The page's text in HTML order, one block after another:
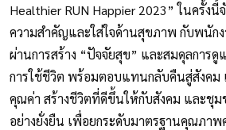
Healthier RUN Happier 2023” ในครั้ง
ความสำคัญและใส่ใจด้านสุขภาพ กับพนัก
ผ่านการสร้าง “ปัจจัยสุข” และสมดุลการ
การใช้ชีวิต พร้อมตอบแทนกลับคืนสู่สังคม
คุณค่า สร้างชีวิตที่ดีขึ้นให้กับสังคม และชุม
อย่างยั่งยืน เพื่อยกระดับมาตรฐานคุณภา